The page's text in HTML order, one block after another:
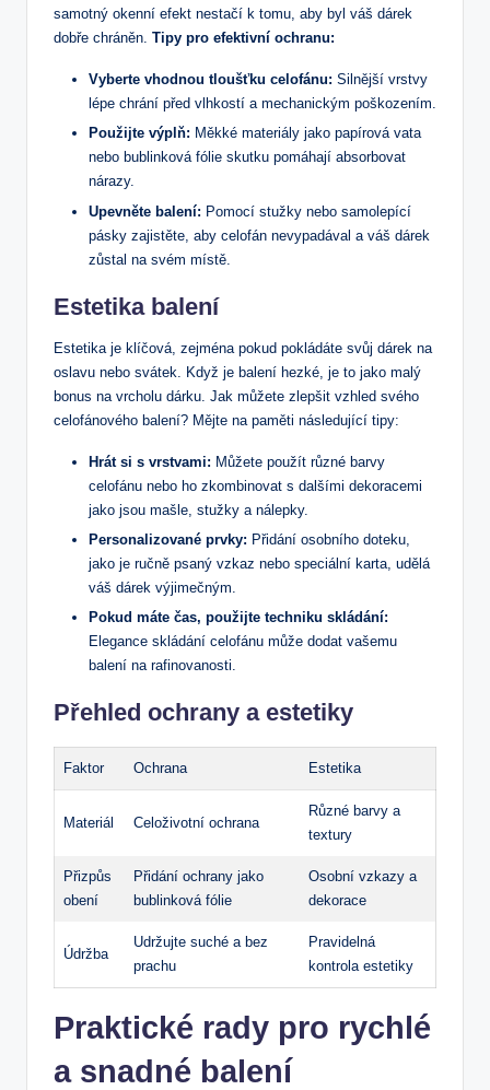
samotný okenní efekt nestačí k tomu, aby byl váš dárek
dobře chráněn. Tipy pro efektivní ochranu:
Vyberte vhodnou tloušťku celofánu: Silnější vrstvy
lépe chrání před vlhkostí a mechanickým poškozením.
Použijte výplň: Měkké materiály jako papírová vata
nebo bublinková fólie skutku pomáhají absorbovat
nárazy.
Upevněte balení: Pomocí stužky nebo samolepící
pásky zajistěte, aby celofán nevypadával a váš dárek
zůstal na svém místě.
Estetika balení
Estetika je klíčová, zejména pokud pokládáte svůj dárek na
oslavu nebo svátek. Když je balení hezké, je to jako malý
bonus na vrcholu dárku. Jak můžete zlepšit vzhled svého
celofánového balení? Mějte na paměti následující tipy:
Hrát si s vrstvami: Můžete použít různé barvy
celofánu nebo ho zkombinovat s dalšími dekoracemi
jako jsou mašle, stužky a nálepky.
Personalizované prvky: Přidání osobního doteku,
jako je ručně psaný vzkaz nebo speciální karta, udělá
váš dárek výjimečným.
Pokud máte čas, použijte techniku skládání:
Elegance skládání celofánu může dodat vašemu
balení na rafinovanosti.
Přehled ochrany a estetiky
Faktor Ochrana Estetika
Materiál Celoživotní ochrana
Různé barvy a
textury
Přizpůs
obení
Přidání ochrany jako
bublinková fólie
Osobní vzkazy a
dekorace
Údržba
Udržujte suché a bez
prachu
Pravidelná
kontrola estetiky
Praktické rady pro rychlé
a snadné balení